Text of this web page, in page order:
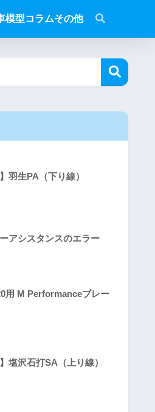
模型コラムその他
羽生PA（下り線）
アシスタンスのエラー
用 M Performanceブレー
塩沢石打SA（上り線）